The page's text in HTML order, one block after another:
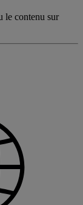
le contenu sur